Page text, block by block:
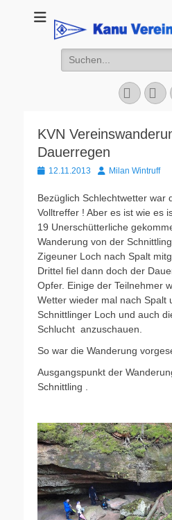
Suchen
nach:
KVN
Dauerregen
Veröffentlicht
12.11.2013 AutorMilan Wintruff
Bezüglich Schlechtwetter war
Volltreffer ! Aber es ist wie es
19 Unerschütterliche
Wanderung von der
Zigeuner Loch nach Spalt
Drittel fiel dann doch der
Opfer. Einige der Teilnehmer
Wetter wieder mal nach Spalt
Schnittlinger Loch und auch
Schlucht anzuschauen.
So war die Wanderung
Ausgangspunkt der
Schnittling .